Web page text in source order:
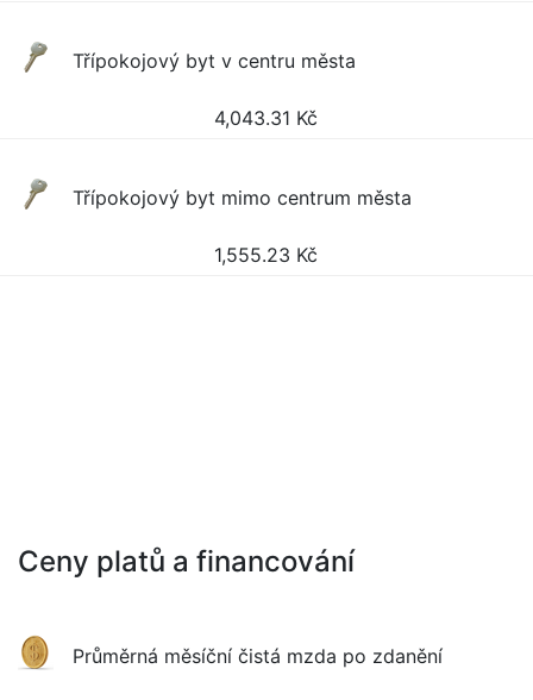
Třípokojový byt v centru města
4,043.31 Kč
Třípokojový byt mimo centrum města
1,555.23 Kč
Ceny platů a financování
Průměrná měsíční čistá mzda po zdanění